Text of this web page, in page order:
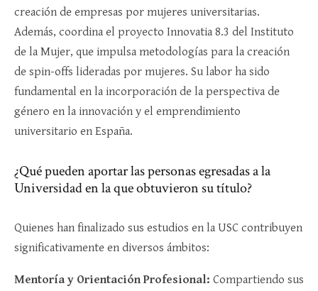
creación de empresas por mujeres universitarias.
Además, coordina el proyecto Innovatia 8.3 del Instituto
de la Mujer, que impulsa metodologías para la creación
de spin-offs lideradas por mujeres. Su labor ha sido
fundamental en la incorporación de la perspectiva de
género en la innovación y el emprendimiento
universitario en España.
¿Qué pueden aportar las personas egresadas a la
Universidad en la que obtuvieron su título?
Quienes han finalizado sus estudios en la USC contribuyen
significativamente en diversos ámbitos:
Mentoría y Orientación Profesional: Compartiendo sus